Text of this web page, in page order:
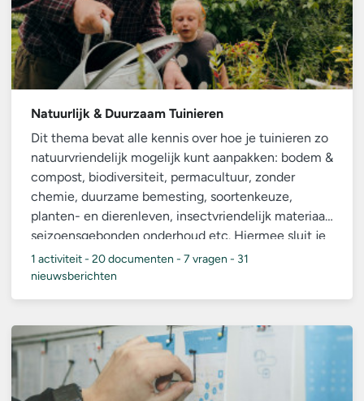
Natuurlijk & Duurzaam Tuinieren
Dit thema bevat alle kennis over hoe je tuinieren zo
natuurvriendelijk mogelijk kunt aanpakken: bodem &
compost, biodiversiteit, permacultuur, zonder
chemie, duurzame bemesting, soortenkeuze,
planten- en dierenleven, insectvriendelijk materiaal,
seizoensgebonden onderhoud etc. Hiermee sluit je
aan bij de AVVN-missie om “samen en natuurlijk”
tuinieren te bevorderen.
1 activiteit- 20 documenten - 7 vragen - 31
nieuwsberichten